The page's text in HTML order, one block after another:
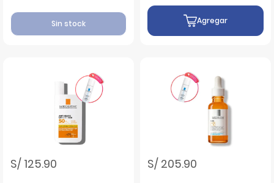
Sin stock Agregar
S/ 125.90 S/ 205.90